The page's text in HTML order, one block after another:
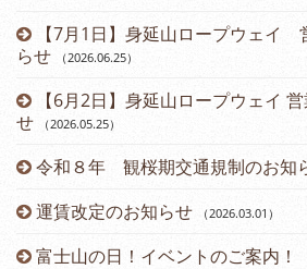
【7月1日】身延山ロープウェイ
らせ
（2026.06.25）
【6月2日】身延山ロープウェイ
せ
（2026.05.25）
令和８年 観桜期交通規制のお知
運賃改定のお知らせ （2026.03.01 ）
富士山の日！イベントのご案内！